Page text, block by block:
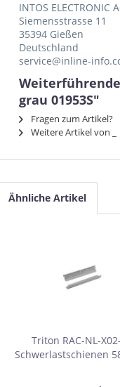
INTOS ELECTRONIC
Siemensstrasse 11
35394 Gießen
Deutschland
service@inline-
Weiterführende
grau 01953S"
Fragen zum Artikel?
Weitere Artikel von _
Ähnliche Artikel
Triton RAC-NL-
Schwerlastschienen